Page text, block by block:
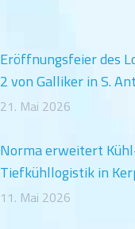
Eröffnungsfeier des
2 von Galliker in S.
21. Mai 2026
Norma erweitert
Tiefkühllogistik in
11. Mai 2026